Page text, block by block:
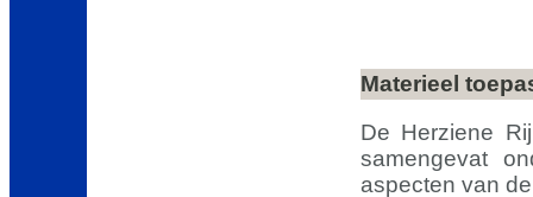
Materieel
De Herziene
samengevat
aspecten van